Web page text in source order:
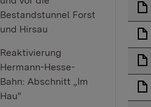
Bestandstunnel Forst
und Hirsau
Reaktivierung
Hermann-Hesse-
Bahn: Abschnitt „Im
Hau"